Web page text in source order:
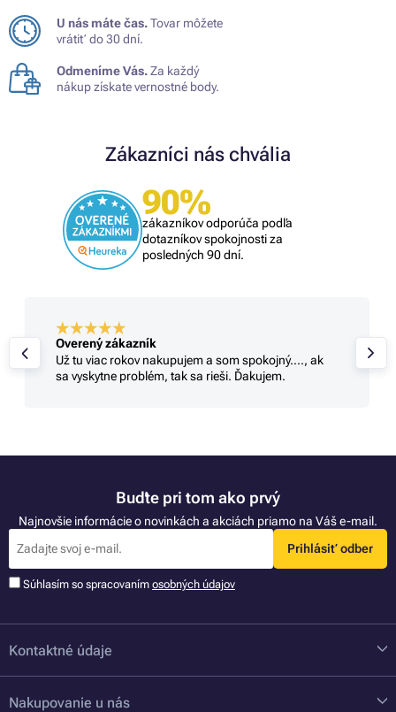
U nás máte čas.Tovar môžete
vrátiť do 30 dní.
Odmeníme Vás.Za každý
nákup získate vernostné body.
Zákazníci nás chvália
90%
zákazníkov odporúča podľa
dotazníkov spokojnosti za
posledných 90 dní.
Overený zákazník
Už tu viac rokov nakupujem a som spokojný...., ak
sa vyskytne problém, tak sa rieši. Ďakujem.
Buďte pri tom ako prvý
Najnovšie informácie o novinkách a akciách priamo na Váš e-mail.
Prihlásiť odber
Súhlasím so spracovaním osobných údajov
Kontaktné údaje
Nakupovanie u nás